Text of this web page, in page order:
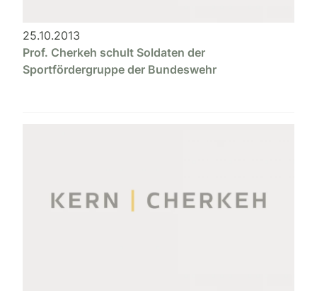
25.10.2013
Prof. Cherkeh schult Soldaten der
Sportfördergruppe der Bundeswehr